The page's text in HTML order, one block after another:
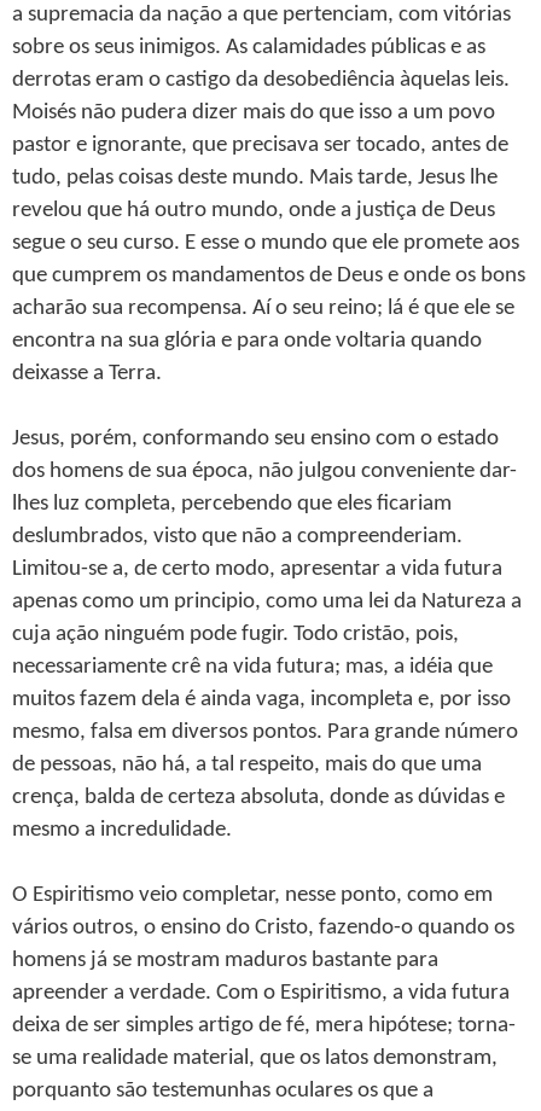
a supremacia da nação a que pertenciam, com vitórias
sobre os seus inimigos. As calamidades públicas e as
derrotas eram o castigo da desobediência àquelas leis.
Moisés não pudera dizer mais do que isso a um povo
pastor e ignorante, que precisava ser tocado, antes de
tudo, pelas coisas deste mundo. Mais tarde, Jesus lhe
revelou que há outro mundo, onde a justiça de Deus
segue o seu curso. E esse o mundo que ele promete aos
que cumprem os mandamentos de Deus e onde os bons
acharão sua recompensa. Aí o seu reino; lá é que ele se
encontra na sua glória e para onde voltaria quando
deixasse a Terra.
Jesus, porém, conformando seu ensino com o estado
dos homens de sua época, não julgou conveniente dar-
lhes luz completa, percebendo que eles ficariam
deslumbrados, visto que não a compreenderiam.
Limitou-se a, de certo modo, apresentar a vida futura
apenas como um principio, como uma lei da Natureza a
cuja ação ninguém pode fugir. Todo cristão, pois,
necessariamente crê na vida futura; mas, a idéia que
muitos fazem dela é ainda vaga, incompleta e, por isso
mesmo, falsa em diversos pontos. Para grande número
de pessoas, não há, a tal respeito, mais do que uma
crença, balda de certeza absoluta, donde as dúvidas e
mesmo a incredulidade.
O Espiritismo veio completar, nesse ponto, como em
vários outros, o ensino do Cristo, fazendo-o quando os
homens já se mostram maduros bastante para
apreender a verdade. Com o Espiritismo, a vida futura
deixa de ser simples artigo de fé, mera hipótese; torna-
se uma realidade material, que os latos demonstram,
porquanto são testemunhas oculares os que a